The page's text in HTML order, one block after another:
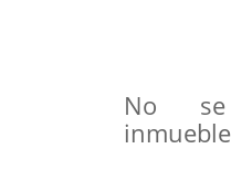
No se